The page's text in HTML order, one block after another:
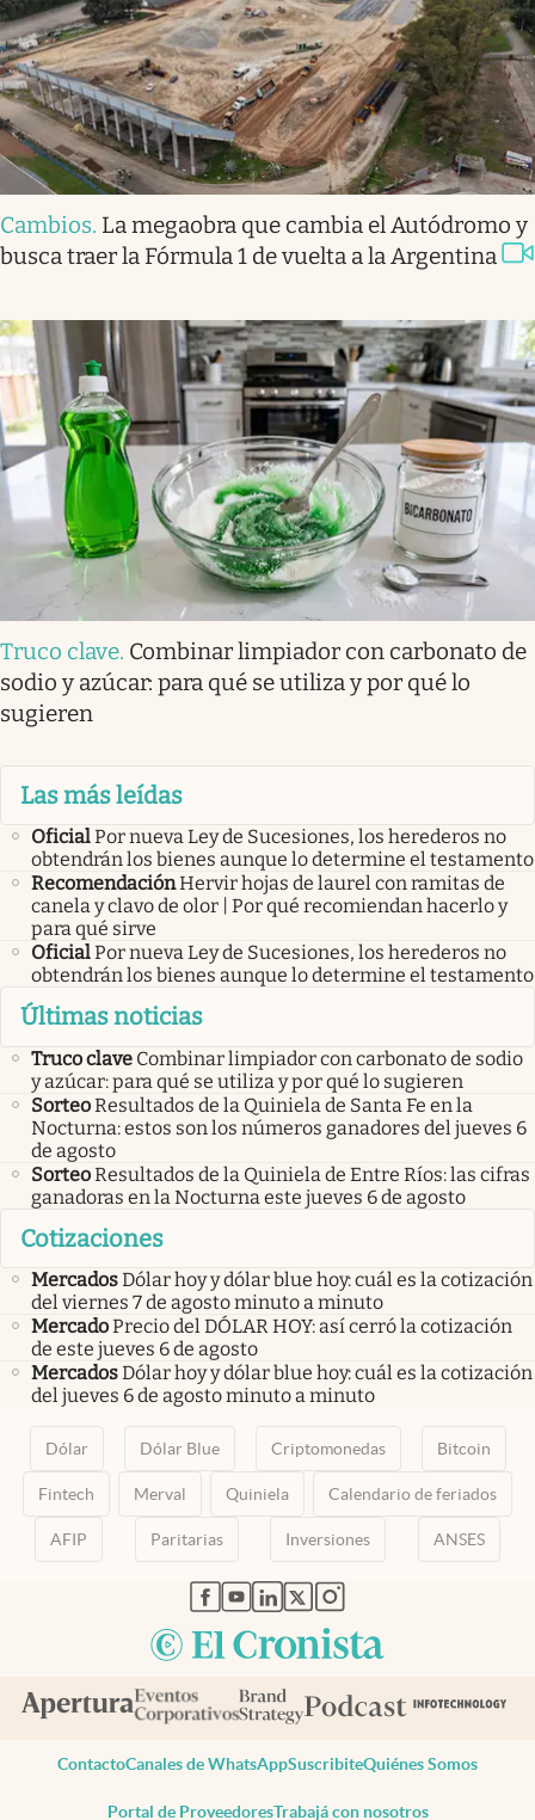
Cambios. La megaobra que cambia el Autódromo y
busca traer la Fórmula 1 de vuelta a la Argentina
Truco clave. Combinar limpiador con carbonato de
sodio y azúcar: para qué se utiliza y por qué lo
sugieren
Las más leídas
OficialPor nueva Ley de Sucesiones, los herederos no
obtendrán los bienes aunque lo determine el testamento
RecomendaciónHervir hojas de laurel con ramitas de
canela y clavo de olor | Por qué recomiendan hacerlo y
para qué sirve
OficialPor nueva Ley de Sucesiones, los herederos no
obtendrán los bienes aunque lo determine el testamento
Últimas noticias
Truco clave Combinar limpiador con carbonato de sodio
y azúcar: para qué se utiliza y por qué lo sugieren
SorteoResultados de la Quiniela de Santa Fe en la
Nocturna: estos son los números ganadores del jueves 6
de agosto
SorteoResultados de la Quiniela de Entre Ríos: las cifras
ganadoras en la Nocturna este jueves 6 de agosto
Cotizaciones
MercadosDólar hoy y dólar blue hoy: cuál es la cotización
del viernes 7 de agosto minuto a minuto
MercadoPrecio del DÓLAR HOY: así cerró la cotización
de este jueves 6 de agosto
MercadosDólar hoy y dólar blue hoy: cuál es la cotización
del jueves 6 de agosto minuto a minuto
Dólar Dólar Blue Criptomonedas Bitcoin
Fintech Merval Quiniela Calendario de feriados
AFIP Paritarias Inversiones ANSES
abre en nueva pestaña
abre en nueva pestaña
abre en nueva pestaña
abre en nueva pestaña
abre en nueva pestaña
ContactoCanales de WhatsAppSuscribiteQuiénes Somos
Portal de ProveedoresTrabajá con nosotros